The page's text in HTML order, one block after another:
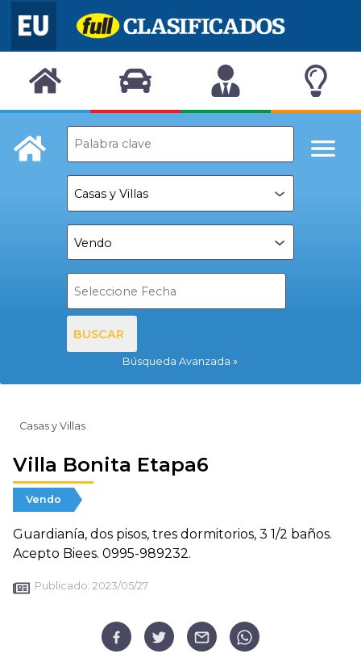
BUSCAR
Búsqueda Avanzada
Casas y Villas
Villa Bonita Etapa6
Vendo
Guardianía, dos pisos, tres dormitorios, 3 1/2 baños.
Acepto Biees. 0995-989232.
Publicado: 2023/05/27